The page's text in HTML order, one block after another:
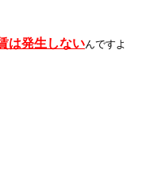
は発生しないんですよ